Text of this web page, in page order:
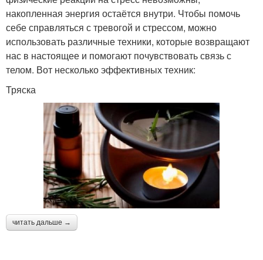
накопленная энергия остаётся внутри. Чтобы помочь
себе справляться с тревогой и стрессом, можно
использовать различные техники, которые возвращают
нас в настоящее и помогают почувствовать связь с
телом. Вот несколько эффективных техник:
Тряска
читать дальше →